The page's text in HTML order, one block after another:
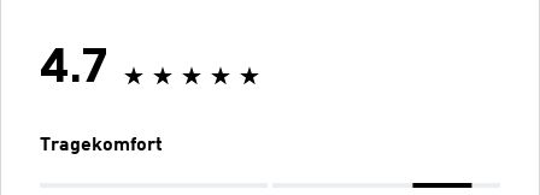
4.7
Tragekomfort